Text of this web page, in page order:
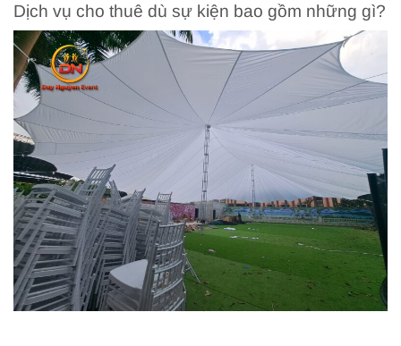
Dịch vụ cho thuê dù sự kiện bao gồm những gì?